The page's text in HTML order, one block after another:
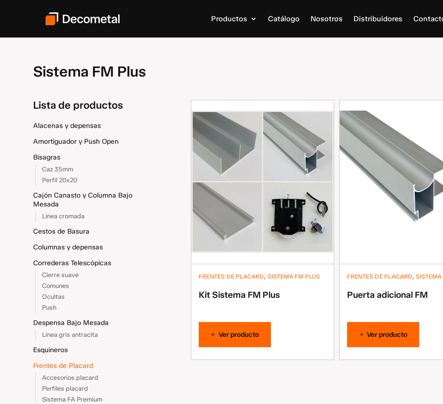
Productos Catálogo Nosotros Distribuidores
Sistema FM Plus
Lista de productos
Alacenas y depensas
Amortiguador y Push Open
Bisagras
Caz 35mm
Perfil 20x20
Cajón Canasto y Columna Bajo
Mesada
Linea cromada
Cestos de Basura
Columnas y depensas
Correderas Telescópicas
Cierre suave
Comunes
Ocultas
Push
Despensa Bajo Mesada
Linea gris antracita
Esquineros
Frentes de Placard
Accesorios placard
Perfiles placard
Sistema FA Premium
FRENTES DE PLACARD, SISTEMA FM PLUS
Kit Sistema FM Plus
Ver producto
FRENTES DE PLACARD, SISTEMA
Puerta adicional FM
Ver producto